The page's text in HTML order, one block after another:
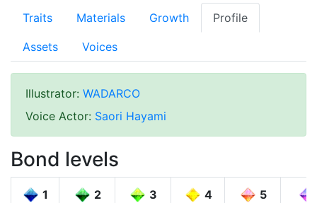
Traits Materials Growth Profile
Assets Voices
Illustrator: WADARCO
Voice Actor: Saori Hayami
Bond levels
1 2 3 4 5